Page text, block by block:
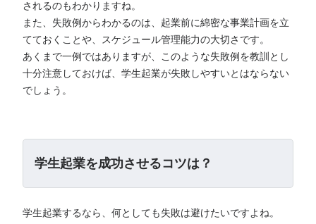
されるのもわかりますね。
また、失敗例からわかるのは、起業前に綿密な事業計画を立
てておくことや、スケジュール管理能力の大切さです。
あくまで一例ではありますが、このような失敗例を教訓とし
十分注意しておけば、学生起業が失敗しやすいとはならない
でしょう。
学生起業を成功させるコツは？
学生起業するなら、何としても失敗は避けたいですよね。